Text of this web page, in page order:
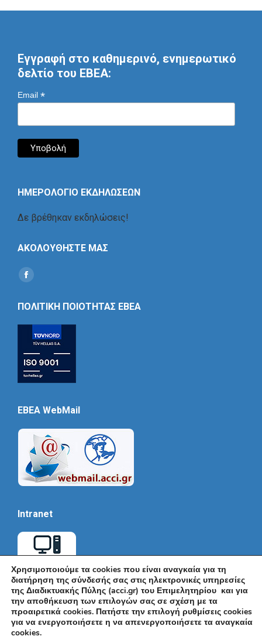
Εγγραφή στο καθημερινό, ενημερωτικό
δελτίο του ΕΒΕΑ:
Email *
ΗΜΕΡΟΛΟΓΙΟ ΕΚΔΗΛΩΣΕΩΝ
Δε βρέθηκαν εκδηλώσεις!
ΑΚΟΛΟΥΘΗΣΤΕ ΜΑΣ
Find us on:
Social
ΠΟΛΙΤΙΚΗ ΠΟΙΟΤΗΤΑΣ ΕΒΕΑ
EBEA WebMail
Intranet
© Εμπορικό και Βιομηχανικό Επιμελητήριο Αθηνών 2026 |
Χρησιμοποιούμε τα cookies που είναι αναγκαία για τη
διατήρηση της σύνδεσής σας στις ηλεκτρονικές υπηρεσίες
της Διαδικτυακής Πύλης (acci.gr) του Επιμελητηρίου και για
την αποθήκευση των επιλογών σας σε σχέση με τα
προαιρετικά cookies. Πατήστε την επιλογή ρυθμίσεις cookies
για να ενεργοποιήσετε η να απενεργοποιήσετε τα αναγκαία
cookies.